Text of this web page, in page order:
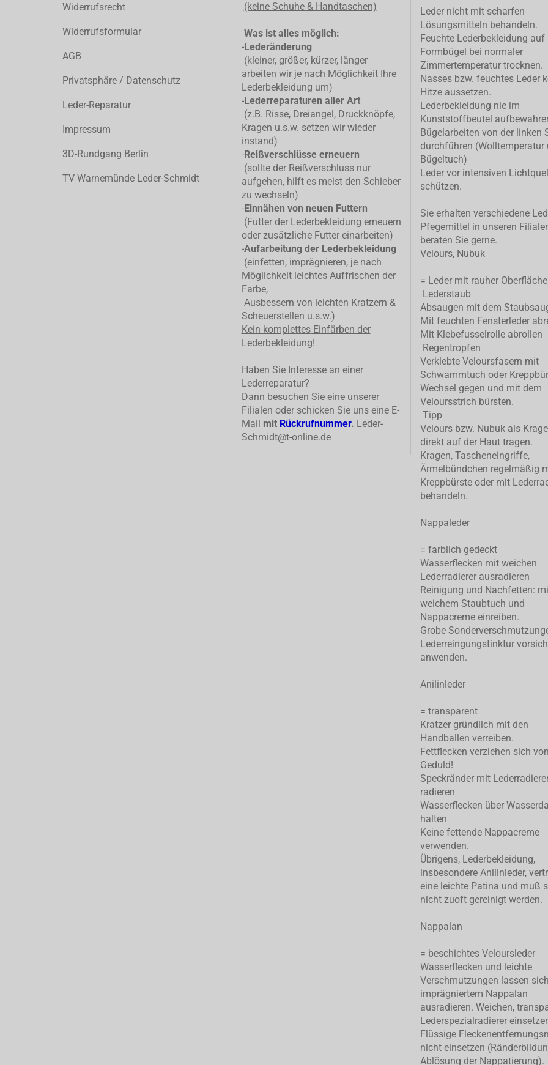
Widerrufsrecht
Widerrufsformular
AGB
Privatsphäre / Datenschutz
Leder-Reparatur
Impressum
3D-Rundgang Berlin
TV Warnemünde Leder-Schmidt
(keine Schuhe & Handtaschen)
Was ist alles möglich:
-Lederänderung
(kleiner, größer, kürzer, länger
arbeiten wir je nach Möglichkeit Ihre
Lederbekleidung um)
-Lederreparaturen aller Art
(z.B. Risse, Dreiangel, Druckknöpfe,
Kragen u.s.w. setzen wir wieder
instand)
-Reißverschlüsse erneuern
(sollte der Reißverschluss nur
aufgehen, hilft es meist den Schieber
zu wechseln)
-Einnähen von neuen Futtern
(Futter der Lederbekleidung erneuern
oder zusätzliche Futter einarbeiten)
-Aufarbeitung der Lederbekleidung
(einfetten, imprägnieren, je nach
Möglichkeit leichtes Auffrischen der
Farbe,
Ausbessern von leichten Kratzern &
Scheuerstellen u.s.w.)
Kein komplettesEinfärben der
Lederbekleidung!
Haben Sie Interesse an einer
Lederreparatur?
Dann besuchen Sie eine unserer
Filialen oder schicken Sie uns eine E-
Mail mit Rückrufnummer. Leder-
Schmidt@t-online.de
Leder nicht mit scharfen
Lösungsmitteln behandeln.
Feuchte Lederbekleidung auf
Formbügel bei normaler
Zimmertemperatur trocknen.
Nasses bzw. feuchtes Leder
Hitze aussetzen.
Lederbekleidung nie im
Kunststoffbeutel
Bügelarbeiten von der linken
durchführen (Wolltemperatur
Bügeltuch)
Leder vor intensiven
schützen.
Sie erhalten verschiedene
Pfegemittel in unseren
beraten Sie gerne.
Velours, Nubuk
= Leder mit rauher Oberfläche
Lederstaub
Absaugen mit dem
Mit feuchten Fensterleder
Mit Klebefusselrolle abrollen
Regentropfen
Verklebte Veloursfasern mit
Schwammtuch oder
Wechsel gegen und mit dem
Veloursstrich bürsten.
Tipp
Velours bzw. Nubuk als
direkt auf der Haut tragen.
Kragen, Tascheneingriffe,
Ärmelbündchen regelmäßig
Kreppbürste oder mit
behandeln.
Nappaleder
= farblich gedeckt
Wasserflecken mit weichen
Lederradierer ausradieren
Reinigung und Nachfetten:
weichem Staubtuch und
Nappacreme einreiben.
Grobe
Lederreingungstinktur
anwenden.
Anilinleder
= transparent
Kratzer gründlich mit den
Handballen verreiben.
Fettflecken verziehen sich
Geduld!
Speckränder mit
radieren
Wasserflecken über
halten
Keine fettende Nappacreme
verwenden.
Übrigens, Lederbekleidung,
insbesondere Anilinleder,
eine leichte Patina und muß
nicht zuoft gereinigt werden.
Nappalan
= beschichtes Veloursleder
Wasserflecken und leichte
Verschmutzungen lassen
imprägniertem Nappalan
ausradieren. Weichen,
Lederspezialradierer
Flüssige
nicht einsetzen
Ablösung der Nappatierung).